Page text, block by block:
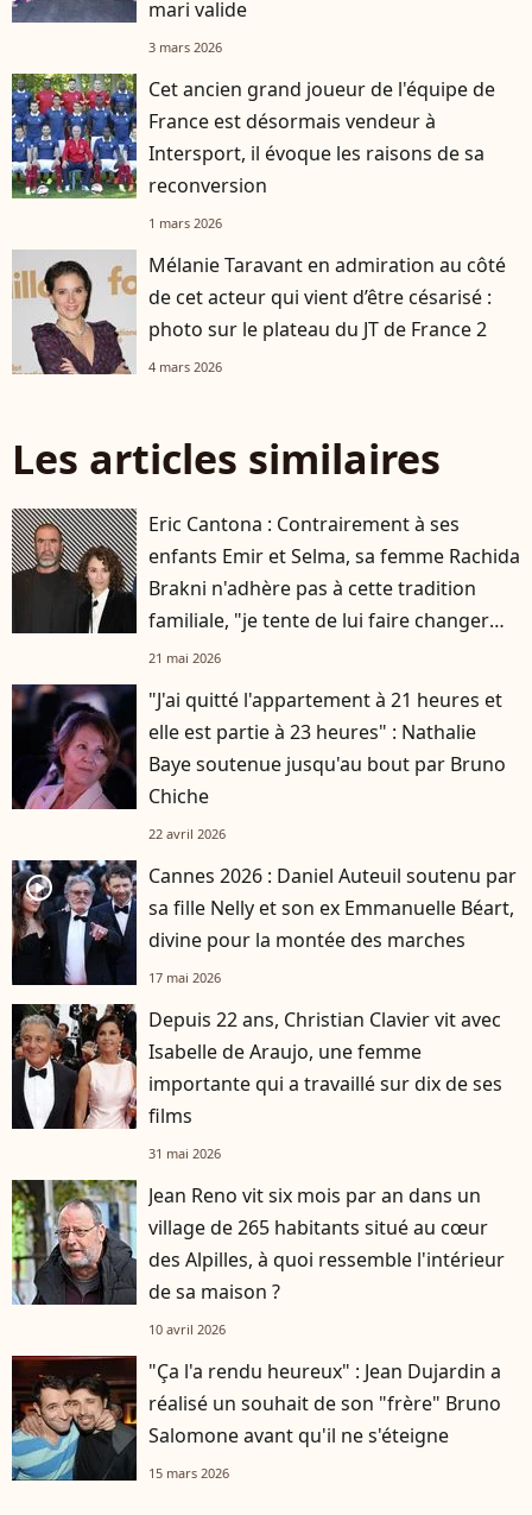
mari valide
3 mars 2026
Cet ancien grand joueur de l'équipe de
France est désormais vendeur à
Intersport, il évoque les raisons de sa
reconversion
1 mars 2026
Mélanie Taravant en admiration au côté
de cet acteur qui vient d’être césarisé :
photo sur le plateau du JT de France 2
4 mars 2026
Les articles similaires
Eric Cantona : Contrairement à ses
enfants Emir et Selma, sa femme Rachida
Brakni n'adhère pas à cette tradition
familiale, "je tente de lui faire changer
d'avis"
21 mai 2026
"J'ai quitté l'appartement à 21 heures et
elle est partie à 23 heures" : Nathalie
Baye soutenue jusqu'au bout par Bruno
Chiche
22 avril 2026
player2
Cannes 2026 : Daniel Auteuil soutenu par
sa fille Nelly et son ex Emmanuelle Béart,
divine pour la montée des marches
17 mai 2026
Depuis 22 ans, Christian Clavier vit avec
Isabelle de Araujo, une femme
importante qui a travaillé sur dix de ses
films
31 mai 2026
Jean Reno vit six mois par an dans un
village de 265 habitants situé au cœur
des Alpilles, à quoi ressemble l'intérieur
de sa maison ?
10 avril 2026
"Ça l'a rendu heureux" : Jean Dujardin a
réalisé un souhait de son "frère" Bruno
Salomone avant qu'il ne s'éteigne
15 mars 2026